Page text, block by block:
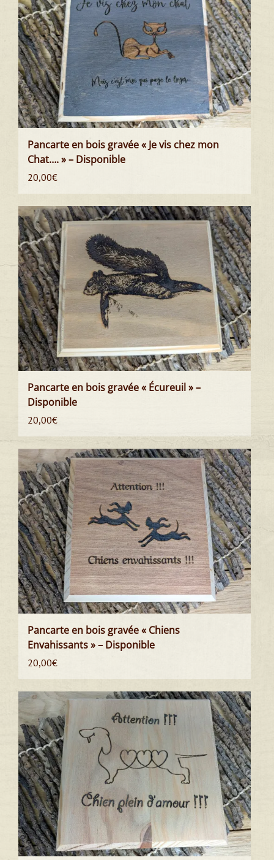
Pancarte en bois gravée « Je vis chez mon
Chat…. » – Disponible
20,00€
Pancarte en bois gravée « Écureuil » –
Disponible
20,00€
Pancarte en bois gravée « Chiens
Envahissants » – Disponible
20,00€